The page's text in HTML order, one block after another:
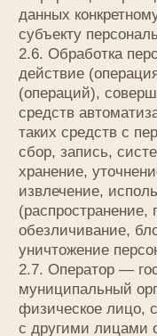
данными.
2.8. Персональные
относящаяся прямо или
или определяемому
toys.lemive.com.
2.9. Персональные данные,
субъектом персональных
распространения, —
неограниченного круга лиц
субъектом персональных
согласия на обработку
разрешенных субъектом
для распространения в
Законом о персональных
персональные данные,
распространения).
2.10. Пользователь —
сайтаtoys.lemive.com.
2.11. Предоставление
действия, направленные на
персональных данных
определенному кругу лиц.
2.12. Распространение
любые действия,